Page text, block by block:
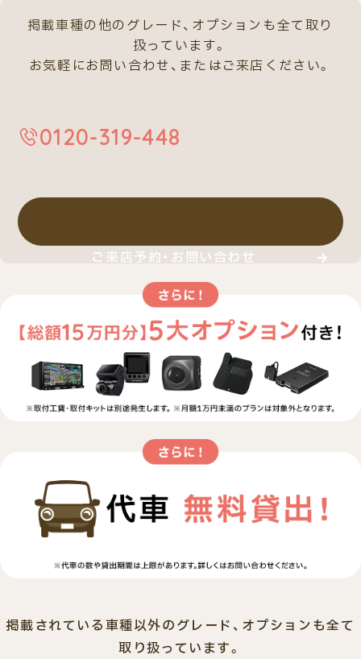
掲載車種の他のグレード、 オプションも全て取り
扱っています。
お気軽にお問い合わせ、またはご来店ください。
0120-319-448
ご来店予約・お問い合わせ
掲載されている車種以外のグレード、オプションも全て
取り扱っています。